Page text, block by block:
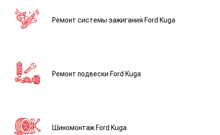
Ремонт системы зажигания Ford Kuga
Ремонт подвески Ford Kuga
Шиномонтаж Ford Kuga